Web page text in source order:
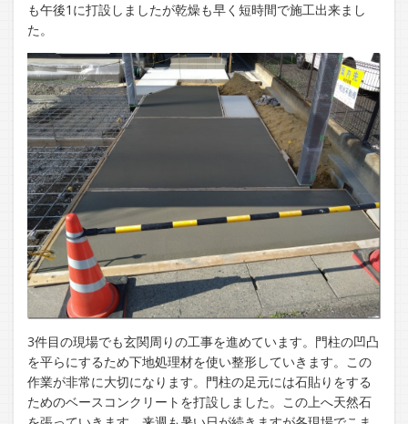
も午後1に打設しましたが乾燥も早く短時間で施工出来まし
た。
3件目の現場でも玄関周りの工事を進めています。門柱の凹凸
を平らにするため下地処理材を使い整形していきます。この
作業が非常に大切になります。門柱の足元には石貼りをする
ためのベースコンクリートを打設しました。この上へ天然石